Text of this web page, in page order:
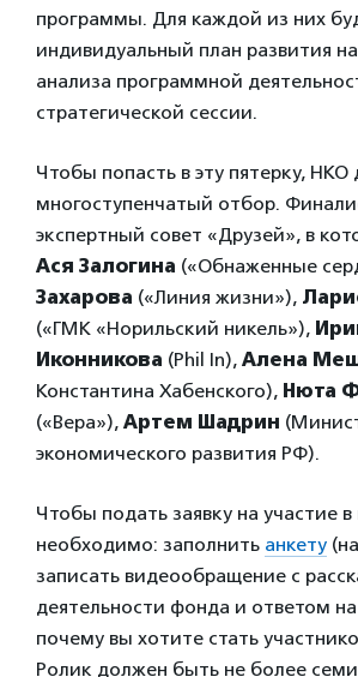
программы. Для каждой из них
индивидуальный план развития
анализа программной
стратегической сессии.
Чтобы попасть в эту пятерку,
многоступенчатый отбор.
экспертный совет «Друзей», в
Ася Залогина («Обнаженные
Захарова («Линия жизни»),
(«ГМК «Норильский никель»),
Иконникова (Phil In), Алена
Константина Хабенского), Нюта
(«Вера»), Артем Шадрин
экономического развития РФ).
Чтобы подать заявку на участие
необходимо: заполнить анкету
записать видеообращение с
деятельности фонда и ответом
почему вы хотите стать
Ролик должен быть не более